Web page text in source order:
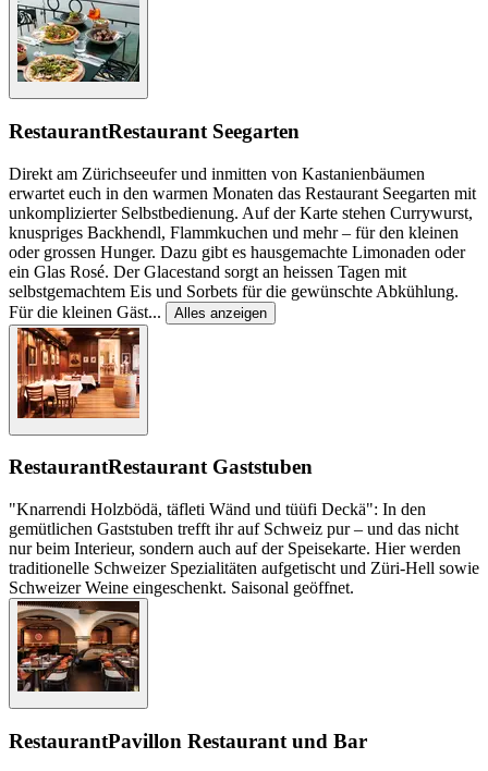
RestaurantRestaurant Seegarten
Direkt am Zürichseeufer und inmitten von Kastanienbäumen
erwartet euch in den warmen Monaten das Restaurant Seegarten mit
unkomplizierter Selbstbedienung. Auf der Karte stehen Currywurst,
knuspriges Backhendl, Flammkuchen und mehr – für den kleinen
oder grossen Hunger. Dazu gibt es hausgemachte Limonaden oder
ein Glas Rosé. Der Glacestand sorgt an heissen Tagen mit
selbstgemachtem Eis und Sorbets für die gewünschte Abkühlung.
Für die kleinen Gäst... Alles anzeigen
RestaurantRestaurant Gaststuben
"Knarrendi Holzbödä, täfleti Wänd und tüüfi Deckä": In den
gemütlichen Gaststuben trefft ihr auf Schweiz pur – und das nicht
nur beim Interieur, sondern auch auf der Speisekarte. Hier werden
traditionelle Schweizer Spezialitäten aufgetischt und Züri-Hell sowie
Schweizer Weine eingeschenkt. Saisonal geöffnet.
RestaurantPavillon Restaurant und Bar